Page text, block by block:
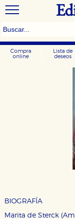
Compra
online
Lista de
deseos
BIOGRAFÍA
Marita de Sterck